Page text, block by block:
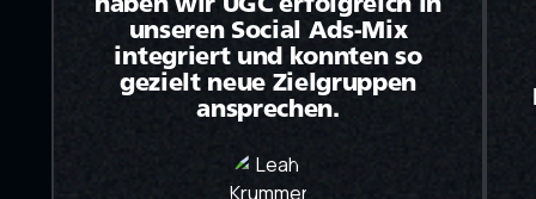
unseren Social Ads-Mix
integriert und konnten so
gezielt neue Zielgruppen
ansprechen.